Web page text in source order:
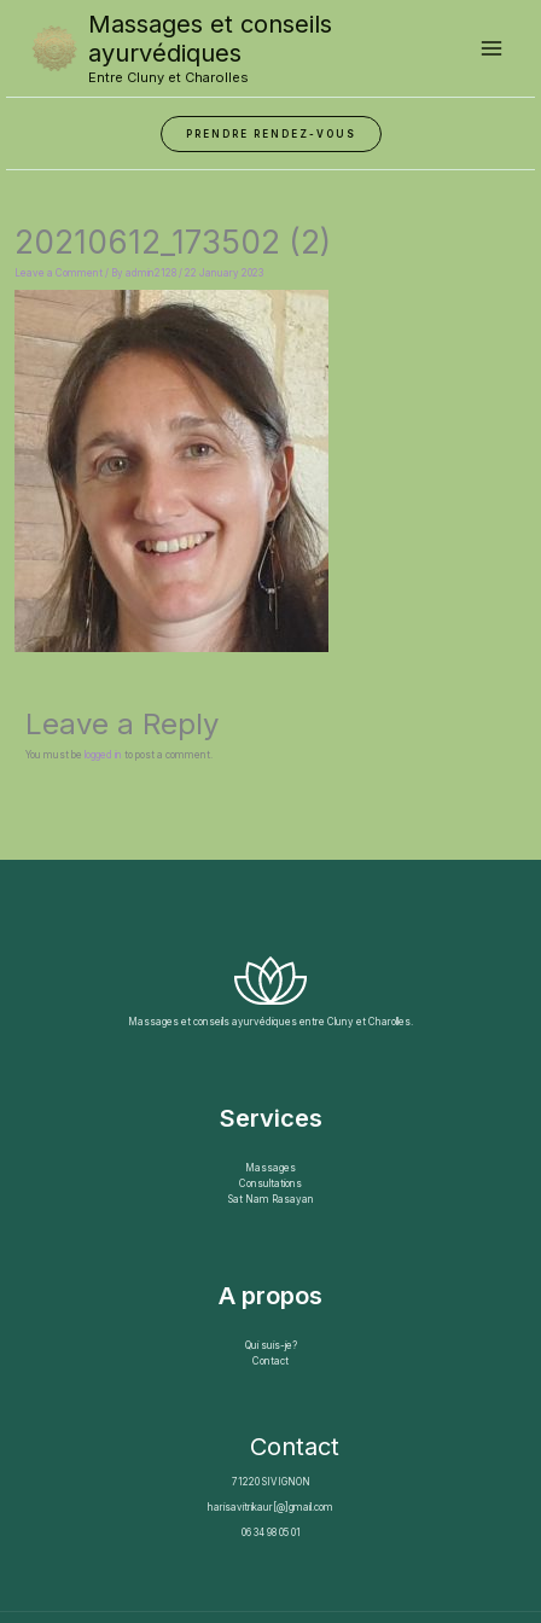
Massages et conseils
ayurvédiques
Entre Cluny et Charolles
PRENDRE RENDEZ-VOUS
20210612_173502 (2)
Leave a Comment / Byadmin2128/22 January 2023
Leave a Reply
You must be logged in to post a comment.
Massages et conseils ayurvédiques entre Cluny et Charolles.
Services
Massages
Consultations
Sat Nam Rasayan
A propos
Qui suis-je?
Contact
Contact
71220 SIVIGNON
harisavitrikaur[@]gmail.com
06 34 98 05 01